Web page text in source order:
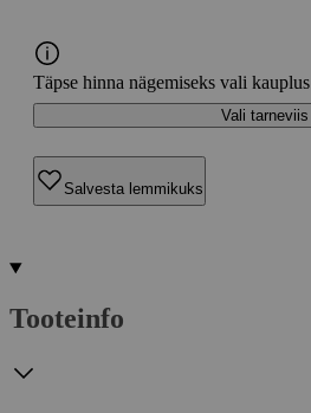
Täpse hinna nägemiseks vali kauplus
Vali tarneviis
Salvesta lemmikuks
Tooteinfo